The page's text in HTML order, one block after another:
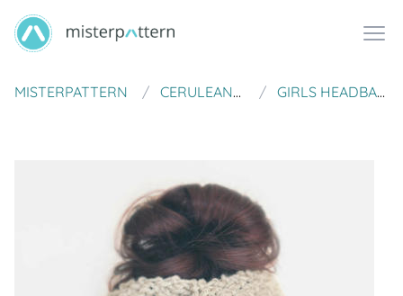
MISTERPATTERN CERULEANUK GIRLS HEADBAND